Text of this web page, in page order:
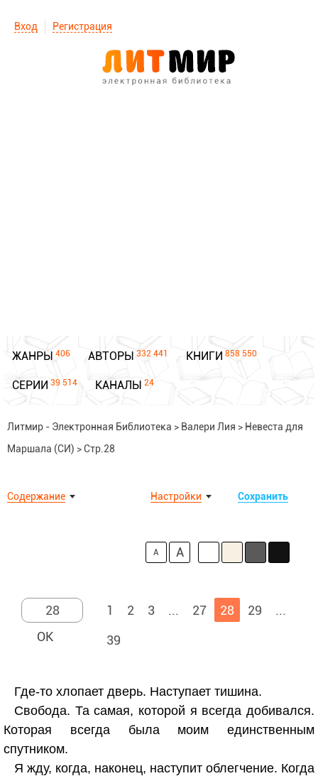
Вход Регистрация
ЖАНРЫ 406 АВТОРЫ 332 441 КНИГИ 858 550
СЕРИИ 39 514 КАНАЛЫ 24
Литмир - Электронная Библиотека > Валери Лия > Невеста для
Маршала (СИ) >Стр.28
Содержание Сохранить
Настройки
A A
1 2 3 ... 27 28 29
...
39
Где-то хлопает дверь. Наступает тишина.
Свобода. Та самая, которой я всегда добивался.
Которая всегда была моим единственным
спутником.
Я жду, когда, наконец, наступит облегчение. Когда